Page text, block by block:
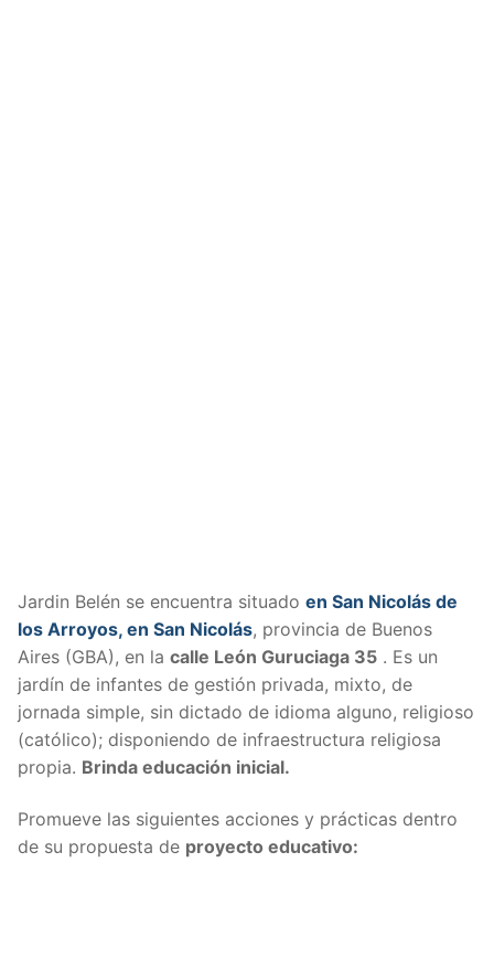
Jardin Belén se encuentra situado en San Nicolás de
los Arroyos, en San Nicolás, provincia de Buenos
Aires (GBA), en la calle León Guruciaga 35 . Es un
jardín de infantes de gestión privada, mixto, de
jornada simple, sin dictado de idioma alguno, religioso
(católico); disponiendo de infraestructura religiosa
propia. Brinda educación inicial.
Promueve las siguientes acciones y prácticas dentro
de su propuesta de proyecto educativo: